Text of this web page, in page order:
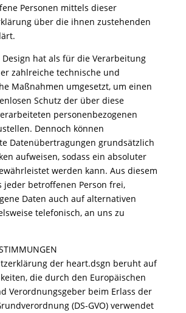
Personen mittels dieser
über die ihnen zustehenden
Design hat als für die Verarbeitung
zahlreiche technische und
Maßnahmen umgesetzt, um einen
Schutz der über diese
personenbezogenen
Dennoch können
Datenübertragungen grundsätzlich
aufweisen, sodass ein absoluter
werden kann. Aus diesem
jeder betroffenen Person frei,
Daten auch auf alternativen
telefonisch, an uns zu
der heart.dsgn beruht auf
die durch den Europäischen
Verordnungsgeber beim Erlass der
(DS-GVO) verwendet